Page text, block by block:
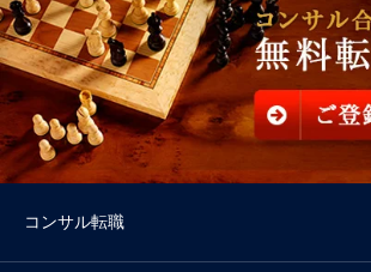
コンサル転職